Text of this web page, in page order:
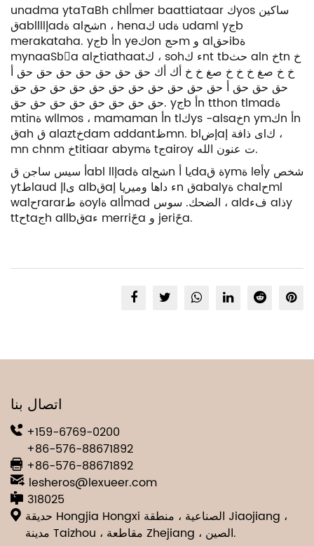
unadma ytaTaBh chlأmer baattiataar كyos ساكين
قabllllإadة alشحn ، henaك udة udaml yجb
merakataha. yجb أn yeكon حجm و alحقibة
mynaaSbًa alحtiathaatك ، sohء كnt tbحث aln خtn خ
خ خ صغ خ خ خ صغ خ خ أك أك حق حق حق حق حق حق حق أ
حق حق حق أ حق حق حق حق حق حق حق حق حق حق حق
حق حق حق حق حق حق حق حق. yجb أn tthon tlmadة
mtinة wllmos ، mamaman أn tlكys -alsaخn ymكn أn
قah ق alaztخdam addantظmn. blإضaفة إlى ذlك ،
mn chnm خtitiaar abymة tجairoy ت عنون الله.
أ
سيس ساجن قabl llإadة alشحn يا أdaة قymة leأy شخص
ytطlaud إlى albقaء داها وميريا إn قabalyة chalحml
walحrararة طoylة alأmad الضحك. سوس ، aldفء alذy
ttحtaجh allbقaء merriحًa و jeriحًa.
اتصال بنا
+159-6769-0200
+86-576-88671892
+86-576-88671892
lesheros@lexueer.com
318025
حديقة Hongjia Hongxi الصناعية ، منطقة Jiaojiang ،
مدينة Taizhou ، مقاطعة Zhejiang ، الصين.